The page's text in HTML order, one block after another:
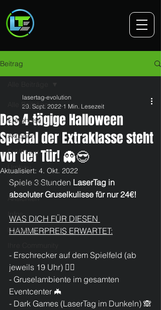
Beitrag
Alle Beiträge
Ereignisse
Aktionen
Eröffnung
Umbau
Gruppenbilder
Ansichten
Infos
Loslegen
Das 4-tägige Halloween
Special der Extraklasse steht
vor der Tür! 👻😎
lasertag-evolution
29. Sept. 2022 1 Min. Lesezeit
Aktualisiert: 4. Okt. 2022
Spiele 3 Stunden LaserTag in
absoluter Gruselkulisse für nur 24€!
WAS DICH FÜR DIESEN
HAMMERPREIS ERWARTET:
- Erschrecker auf dem Spielfeld (ab
jeweils 19 Uhr) 🧛‍♀️
- Gruselambiente im gesamten
Eventcenter 🦇
- Dark Games (LaserTag im Dunkeln) 🙈